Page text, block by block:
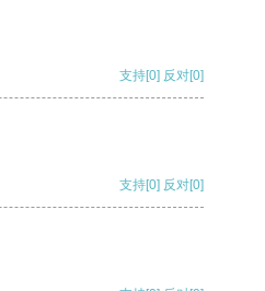
支持[0] 反对[0]
支持[0] 反对[0]